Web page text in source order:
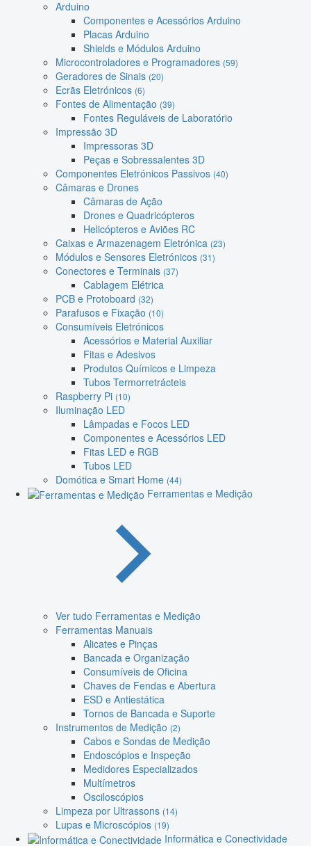
Arduino
Componentes e Acessórios Arduino
Placas Arduino
Shields e Módulos Arduino
Microcontroladores e Programadores (59)
Geradores de Sinais (20)
Ecrãs Eletrónicos (6)
Fontes de Alimentação (39)
Fontes Reguláveis de Laboratório
Impressão 3D
Impressoras 3D
Peças e Sobressalentes 3D
Componentes Eletrónicos Passivos (40)
Câmaras e Drones
Câmaras de Ação
Drones e Quadricópteros
Helicópteros e Aviões RC
Caixas e Armazenagem Eletrónica (23)
Módulos e Sensores Eletrónicos (31)
Conectores e Terminais (37)
Cablagem Elétrica
PCB e Protoboard (32)
Parafusos e Fixação (10)
Consumíveis Eletrónicos
Acessórios e Material Auxiliar
Fitas e Adesivos
Produtos Químicos e Limpeza
Tubos Termorretrácteis
Raspberry Pi (10)
Iluminação LED
Lâmpadas e Focos LED
Componentes e Acessórios LED
Fitas LED e RGB
Tubos LED
Domótica e Smart Home (44)
Ferramentas e Medição
Ver tudo Ferramentas e Medição
Ferramentas Manuais
Alicates e Pinças
Bancada e Organização
Consumíveis de Oficina
Chaves de Fendas e Abertura
ESD e Antiestática
Tornos de Bancada e Suporte
Instrumentos de Medição (2)
Cabos e Sondas de Medição
Endoscópios e Inspeção
Medidores Especializados
Multímetros
Osciloscópios
Limpeza por Ultrassons (14)
Lupas e Microscópios (19)
Informática e Conectividade